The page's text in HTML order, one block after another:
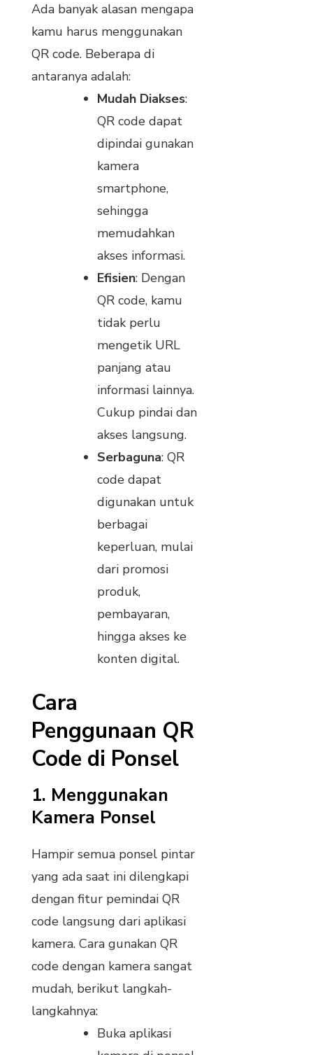
Ada banyak alasan mengapa
kamu harus menggunakan
QR code. Beberapa di
antaranya adalah:
Mudah Diakses:
QR code dapat
dipindai gunakan
kamera
smartphone,
sehingga
memudahkan
akses informasi.
Efisien: Dengan
QR code, kamu
tidak perlu
mengetik URL
panjang atau
informasi lainnya.
Cukup pindai dan
akses langsung.
Serbaguna: QR
code dapat
digunakan untuk
berbagai
keperluan, mulai
dari promosi
produk,
pembayaran,
hingga akses ke
konten digital.
Cara
Penggunaan QR
Code di Ponsel
1. Menggunakan
Kamera Ponsel
Hampir semua ponsel pintar
yang ada saat ini dilengkapi
dengan fitur pemindai QR
code langsung dari aplikasi
kamera. Cara gunakan QR
code dengan kamera sangat
mudah, berikut langkah-
langkahnya:
Buka aplikasi